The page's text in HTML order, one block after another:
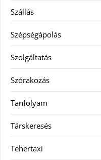
Szállás
Szépségápolás
Szolgáltatás
Szórakozás
Tanfolyam
Társkeresés
Tehertaxi